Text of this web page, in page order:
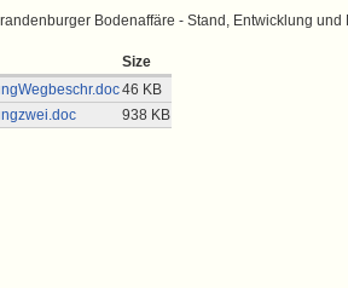
Bodenaffäre - Stand, Entwicklung und
Size
46 KB
938 KB